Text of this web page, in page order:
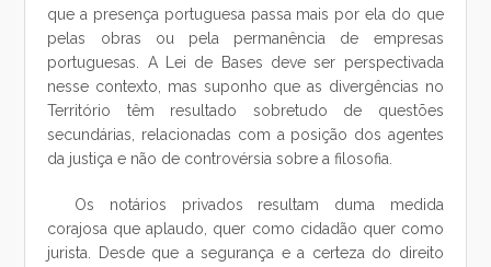
que a presença portuguesa passa mais por ela do que
pelas obras ou pela permanência de empresas
portuguesas. A Lei de Bases deve ser perspectivada
nesse contexto, mas suponho que as divergências no
Território têm resultado sobretudo de questões
secundárias, relacionadas com a posição dos agentes
da justiça e não de controvérsia sobre a filosofia.
Os notários privados resultam duma medida
corajosa que aplaudo, quer como cidadão quer como
jurista. Desde que a segurança e a certeza do direito